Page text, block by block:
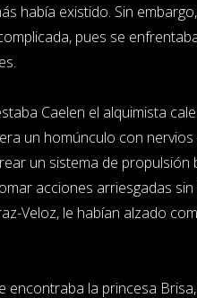
había existido. Sin
pues se
Caelen el alquimista
un homúnculo con
un sistema de propulsión
acciones arriesgadas
Veloz, le habían alzado
encontraba la princesa